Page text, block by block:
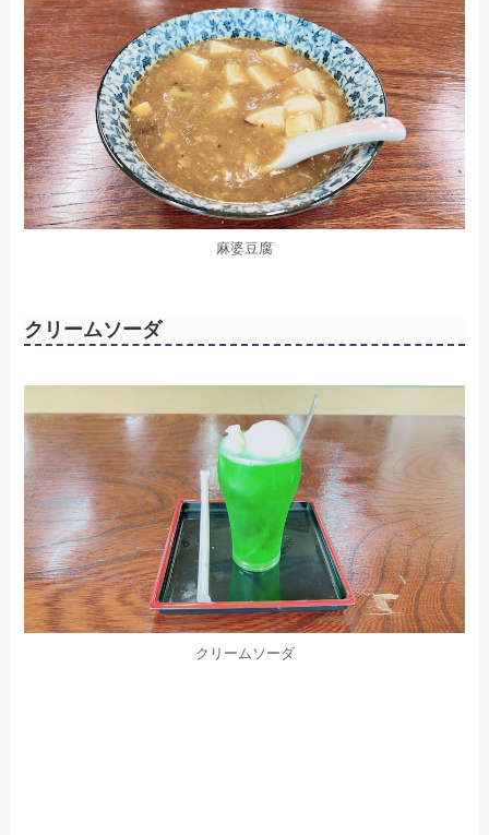
麻婆豆腐
クリームソーダ
クリームソーダ